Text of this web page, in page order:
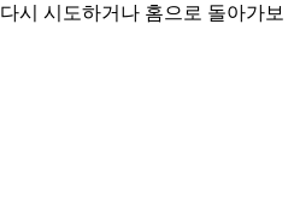
다시 시도하거나 홈으로 돌아가보